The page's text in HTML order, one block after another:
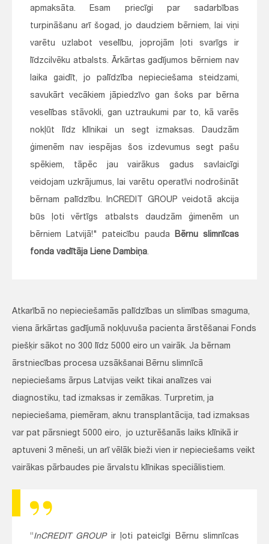
apmaksāta. Esam priecīgi par sadarbības
turpināšanu arī šogad, jo daudziem bērniem, lai viņi
varētu uzlabot veselību, joprojām ļoti svarīgs ir
līdzcilvēku atbalsts. Ārkārtas gadījumos bērniem nav
laika gaidīt, jo palīdzība nepieciešama steidzami,
savukārt vecākiem jāpiedzīvo gan šoks par bērna
veselības stāvokli, gan uztraukumi par to, kā varēs
nokļūt līdz klīnikai un segt izmaksas. Daudzām
ģimenēm nav iespējas šos izdevumus segt pašu
spēkiem, tāpēc jau vairākus gadus savlaicīgi
veidojam uzkrājumus, lai varētu operatīvi nodrošināt
bērnam palīdzību. InCREDIT GROUP veidotā akcija
būs ļoti vērtīgs atbalsts daudzām ģimenēm un
bērniem Latvijā!" pateicību pauda Bērnu slimnīcas
fonda vadītāja Liene Dambiņa.
Atkarībā no nepieciešamās palīdzības un slimības smaguma,
viena ārkārtas gadījumā nokļuvuša pacienta ārstēšanai Fonds
piešķir sākot no 300 līdz 5000 eiro un vairāk. Ja bērnam
ārstniecības procesa uzsākšanai Bērnu slimnīcā
nepieciešams ārpus Latvijas veikt tikai analīzes vai
diagnostiku, tad izmaksas ir zemākas. Turpretim, ja
nepieciešama, piemēram, aknu transplantācija, tad izmaksas
var pat pārsniegt 5000 eiro, jo uzturēšanās laiks klīnikā ir
aptuveni 3 mēneši, un arī vēlāk bieži vien ir nepieciešams veikt
vairākas pārbaudes pie ārvalstu klīnikas speciālistiem.
“InCREDIT GROUPir ļoti pateicīgi Bērnu slimnīcas